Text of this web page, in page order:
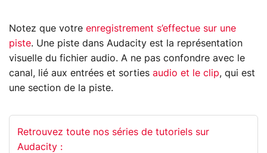
Notez que votre enregistrement s’effectue sur une
piste. Une piste dans Audacity est la représentation
visuelle du fichier audio. A ne pas confondre avec le
canal, lié aux entrées et sorties audio et le clip, qui est
une section de la piste.
Retrouvez toute nos séries de tutoriels sur
Audacity :